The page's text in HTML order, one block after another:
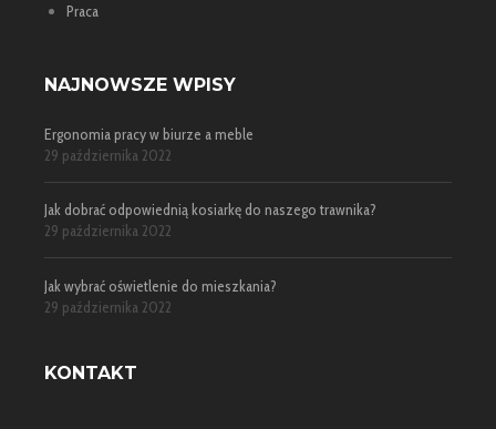
Praca
NAJNOWSZE WPISY
Ergonomia pracy w biurze a meble
29 października 2022
Jak dobrać odpowiednią kosiarkę do naszego trawnika?
29 października 2022
Jak wybrać oświetlenie do mieszkania?
29 października 2022
KONTAKT